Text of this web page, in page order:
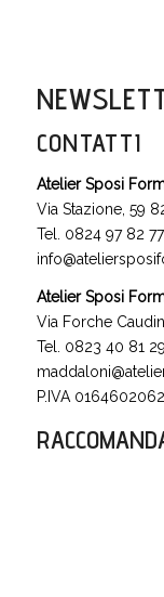
CONTATTI
Atelier Sposi
Via Stazione, 59
Tel. 0824 97 82
Atelier Sposi
Via Forche
Tel. 0823 40 81 29
P.IVA